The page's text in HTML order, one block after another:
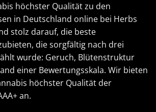
höchster Qualität zu den
in Deutschland online bei Herbs
stolz darauf, die beste
die sorgfältig nach drei
wurde: Geruch, Blütenstruktur
einer Bewertungsskala. Wir bieten
höchster Qualität der
an.